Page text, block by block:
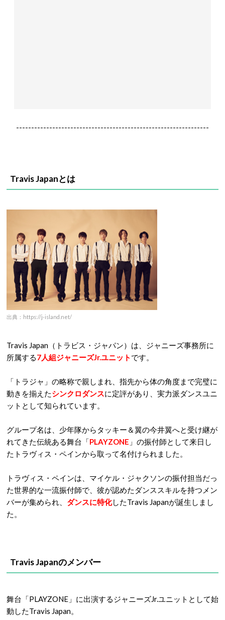
----------------------------------------------------------------
Travis Japanとは
出典：https://j-island.net/
Travis Japan（トラビス・ジャパン）は、ジャニーズ事務所に
所属する7人組ジャニーズJr.ユニット です。
「トラジャ」の略称で親しまれ、指先から体の角度まで完璧に
動きを揃えたシンクロダンスに定評があり、実力派ダンスユニ
ットとして知られています。
グループ名は、少年隊からタッキー＆翼の今井翼へと受け継が
れてきた伝統ある舞台「PLAYZONE 」の振付師として来日し
たトラヴィス・ペインから取って名付けられました。
トラヴィス・ペインは、マイケル・ジャクソンの振付担当だっ
た世界的な一流振付師で、彼が認めたダンススキルを持つメン
バーが集められ、 ダンスに特化したTravis Japanが誕生しまし
た。
Travis Japanのメンバー
舞台「PLAYZONE」に出演するジャニーズJr.ユニットとして始
動したTravis Japan。